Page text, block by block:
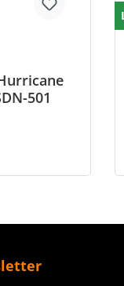
501